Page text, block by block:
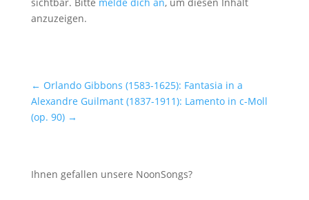
anzuzeigen.
← Orlando Gibbons (1583-1625): Fantasia in a
Alexandre Guilmant (1837-1911): Lamento in c-Moll
(op. 90)→
Ihnen gefallen unsere NoonSongs?